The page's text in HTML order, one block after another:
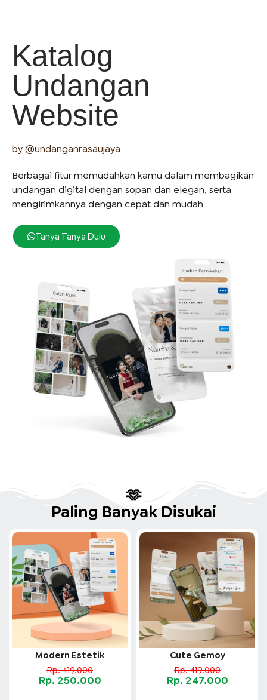
Katalog
Undangan
Website
by @undanganrasaujaya
Berbagai fitur memudahkan kamu dalam membagikan
undangan digital dengan sopan dan elegan, serta
mengirimkannya dengan cepat dan mudah
Tanya Tanya Dulu
🫶
Paling Banyak Disukai
Modern Estetik
Rp. 419.000
Rp. 250.000
Cute Gemoy
Rp. 419.000
Rp. 247.000